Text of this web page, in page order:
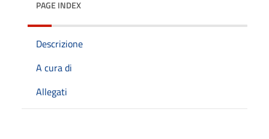
PAGE INDEX
Descrizione
A cura di
Allegati